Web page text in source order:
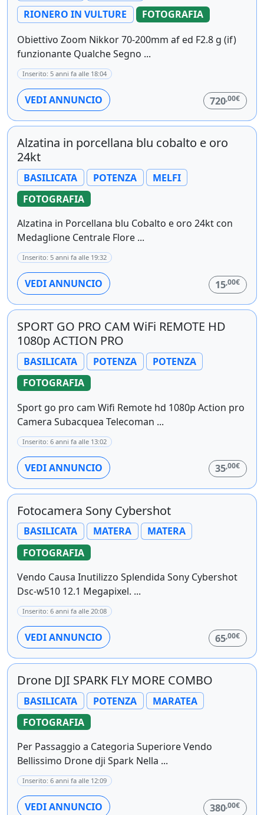
RIONERO IN VULTURE
FOTOGRAFIA
Obiettivo Zoom Nikkor 70-200mm af ed F2.8 g (if)
funzionante Qualche Segno ...
Inserito: 5 anni fa alle 18:04
VEDI ANNUNCIO 720,00€
Alzatina in porcellana blu cobalto e oro
24kt
BASILICATA POTENZA
MELFI
FOTOGRAFIA
Alzatina in Porcellana blu Cobalto e oro 24kt con
Medaglione Centrale Flore ...
Inserito: 5 anni fa alle 19:32
VEDI ANNUNCIO 15,00€
SPORT GO PRO CAM WiFi REMOTE HD
1080p ACTION PRO
BASILICATA POTENZA
POTENZA
FOTOGRAFIA
Sport go pro cam Wifi Remote hd 1080p Action pro
Camera Subacquea Telecoman ...
Inserito: 6 anni fa alle 13:02
VEDI ANNUNCIO 35,00€
Fotocamera Sony Cybershot
BASILICATA MATERA
MATERA
FOTOGRAFIA
Vendo Causa Inutilizzo Splendida Sony Cybershot
Dsc-w510 12.1 Megapixel. ...
Inserito: 6 anni fa alle 20:08
VEDI ANNUNCIO 65,00€
Drone DJI SPARK FLY MORE COMBO
BASILICATA POTENZA
MARATEA
FOTOGRAFIA
Per Passaggio a Categoria Superiore Vendo
Bellissimo Drone dji Spark Nella ...
Inserito: 6 anni fa alle 12:09
VEDI ANNUNCIO 380,00€